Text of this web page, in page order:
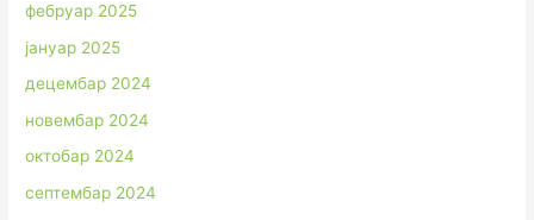
фебруар 2025
јануар 2025
децембар 2024
новембар 2024
октобар 2024
септембар 2024